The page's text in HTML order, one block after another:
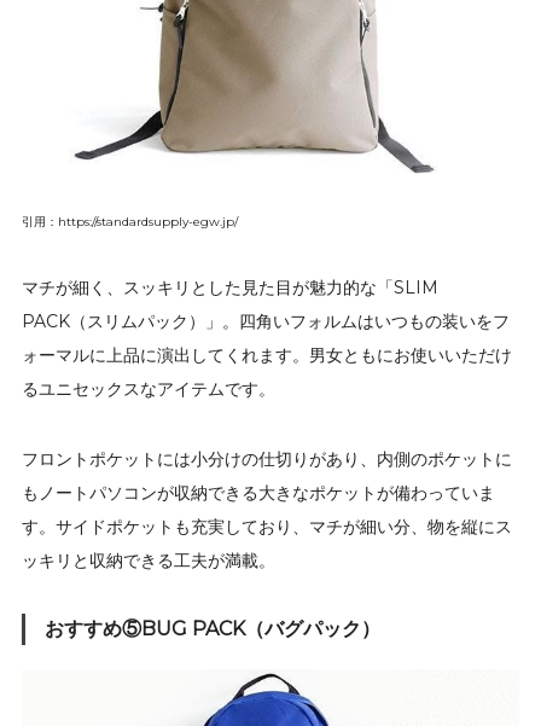
引用：https://standardsupply-egw.jp/
マチが細く、スッキリとした見た目が魅力的な「SLIM
PACK（スリムパック）」。四角いフォルムはいつもの装いをフ
ォーマルに上品に演出してくれます。男女ともにお使いいただけ
るユニセックスなアイテムです。
フロントポケットには小分けの仕切りがあり、内側のポケットに
もノートパソコンが収納できる大きなポケットが備わっていま
す。サイドポケットも充実しており、マチが細い分、物を縦にス
ッキリと収納できる工夫が満載。
おすすめ⑤BUG PACK（バグパック）